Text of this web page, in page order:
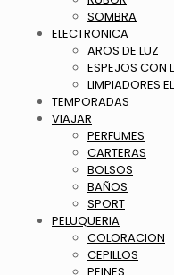
SOMBRA
ELECTRONICA
AROS DE LUZ
ESPEJOS CON
LIMPIADORES
TEMPORADAS
VIAJAR
PERFUMES
CARTERAS
BOLSOS
BAÑOS
SPORT
PELUQUERIA
COLORACION
CEPILLOS